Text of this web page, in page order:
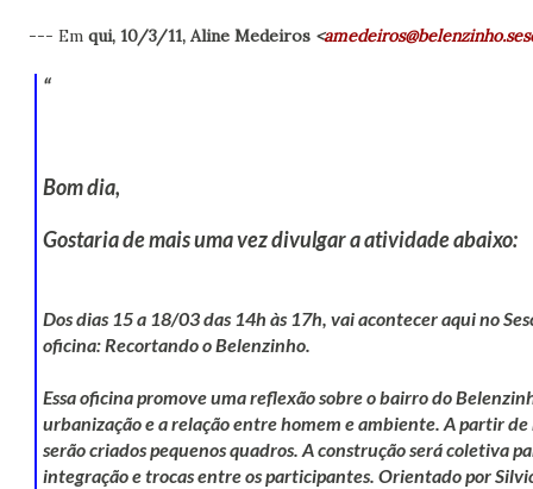
--- Em qui, 10/3/11, Aline Medeiros <
Bom dia,
Gostaria de mais uma vez divulgar a atividade abaixo:
Dos dias 15 a 18/03 das 14h às 17h, vai acontecer aqui no
oficina: Recortando o Belenzinho.
Essa oficina promove uma reflexão sobre o bairro do
urbanização e a relação entre homem e ambiente. A partir
serão criados pequenos quadros. A construção será coletiva
integração e trocas entre os participantes. Orientado por